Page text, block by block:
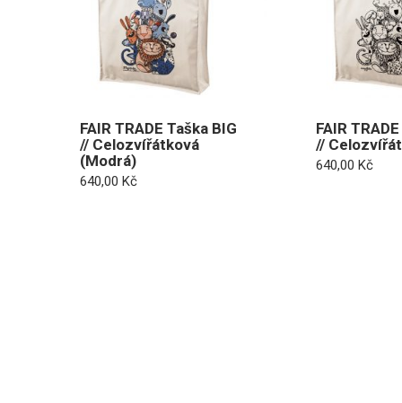
FAIR TRADE Taška BIG
// Celozvířátková
(Modrá)
640,00 Kč
FAIR
//
640,00 Kč